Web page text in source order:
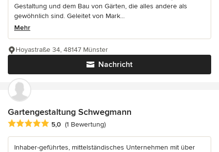
Gestaltung und dem Bau von Gärten, die alles andere als
gewöhnlich sind. Geleitet von Mark...
Mehr
Nachricht
Hoyastraße 34, 48147 Münster
Gartengestaltung Schwegmann
Durchschnittliche Bewertung: 5 von 5 Sternen
5,0 (1 Bewertung)
Inhaber-geführtes, mittelständisches Unternehmen mit über